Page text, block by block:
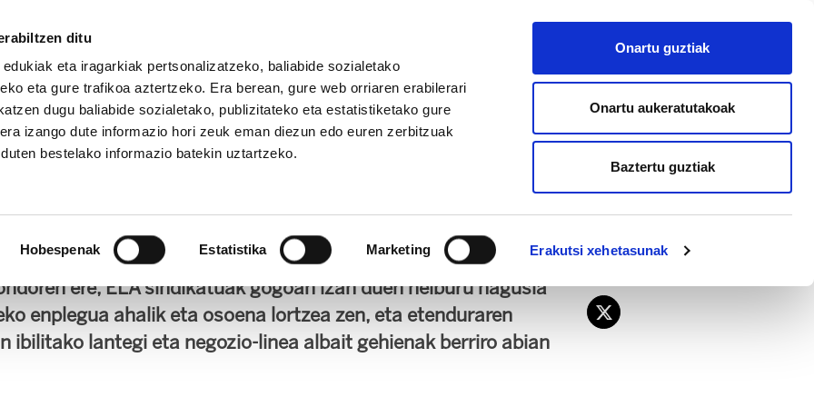
ditu
eta iragarkiak pertsonalizatzeko, baliabide sozialetako
eta gure trafikoa aztertzeko. Era berean, gure web orriaren erabilerari
dugu baliabide sozialetako, publizitateko eta estatistiketako gure
izango dute informazio hori zeuk eman diezun edo euren zerbitzuak
bestelako informazio batekin uztartzeko.
Hobespenak Estatistika Marketing Erakutsi xehetasunak
Onartu guztiak
Onartu aukeratutakoak
Baztertu guztiak
AFILIATU
FUNDAZIOA BIDELAGUN FUNDAZIOA
iraunkor baten alde
osoan eta Fagor Electrodomesticos Sdad. Coop.aren
ere, ELA sindikatuak gogoan izan duen helburu nagusia
enplegua ahalik eta osoena lortzea zen, eta etenduraren
ibilitako lantegi eta negozio-linea albait gehienak berriro abian